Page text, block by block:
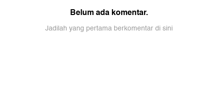
Belum ada komentar.
Jadilah yang pertama berkomentar di sini